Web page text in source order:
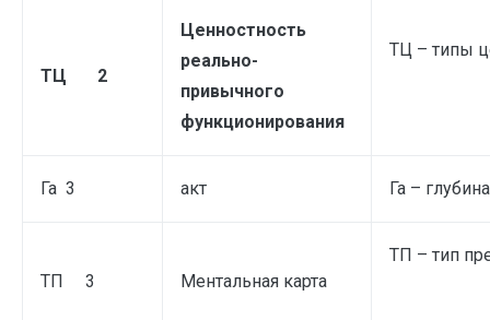
ТЦ 2
Ценностность
реально-
привычного
функционирования
ТЦ – типы
Га 3 акт Га –
ТП 3 Ментальная карта
ТП – тип